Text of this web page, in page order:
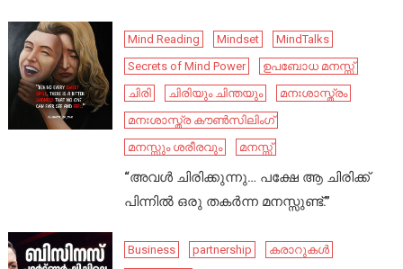
Mind Reading Mindset
MindTalks
Secrets of Mind Power
ഉപബോധ മനസ്സ്
ചിരി
ചിരിയും ചിന്തയും
മനഃശാസ്ത്രം
മനഃശാസ്ത്ര കൗൺസിലിംഗ്
മനസ്സും ശരീരവും
മനസ്സ്
“അവൾ ചിരിക്കുന്നു… പക്ഷേ ആ ചിരിക്ക്
പിന്നിൽ ഒരു തകർന്ന മനസ്സുണ്ട്.”
Business partnership
കരാറുകൾ